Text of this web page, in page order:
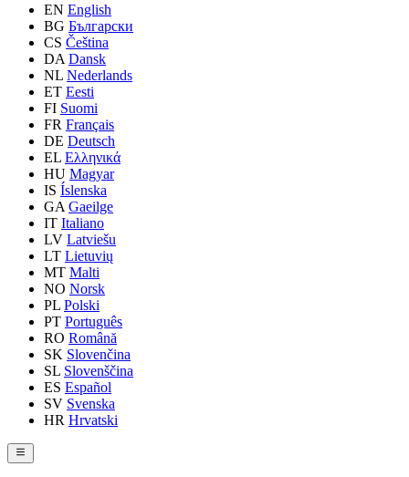
EN English
BG Български
CS Čeština
DA Dansk
NL Nederlands
ET Eesti
FI Suomi
FR Français
DE Deutsch
EL Ελληνικά
HU Magyar
IS Íslenska
GA Gaeilge
IT Italiano
LV Latviešu
LT Lietuvių
MT Malti
NO Norsk
PL Polski
PT Português
RO Română
SK Slovenčina
SL Slovenščina
ES Español
SV Svenska
HR Hrvatski